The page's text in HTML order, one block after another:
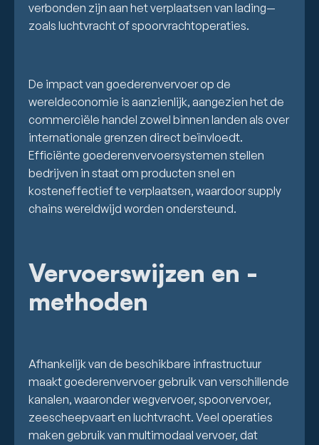
verbonden zijn aan het verplaatsen van lading—
zoals luchtvracht of spoorvrachtoperaties.
De impact van goederenvervoer op de
wereldeconomie is aanzienlijk, aangezien het de
commerciële handel zowel binnen landen als over
internationale grenzen direct beïnvloedt.
Efficiënte goederenvervoersystemen stellen
bedrijven in staat om producten snel en
kosteneffectief te verplaatsen, waardoor supply
chains wereldwijd worden ondersteund.
Vervoerswijzen en -
methoden
Afhankelijk van de beschikbare infrastructuur
maakt goederenvervoer gebruik van verschillende
kanalen, waaronder wegvervoer, spoorvervoer,
zeescheepvaart en luchtvracht. Veel operaties
maken gebruik van multimodaal vervoer, dat